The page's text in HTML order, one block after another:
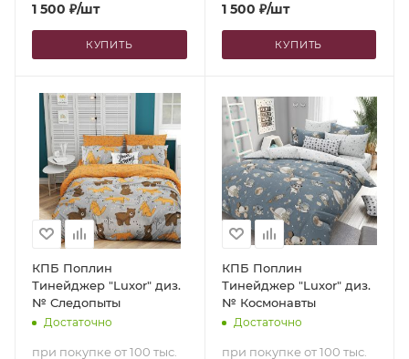
1 500 ₽/шт
КУПИТЬ
1 500 ₽/шт
КУПИТЬ
КПБ Поплин
Тинейджер "Luxor" диз.
№ Следопыты
Достаточно
при покупке от 100 тыс.
КПБ Поплин
Тинейджер "Luxor" диз.
№ Космонавты
Достаточно
при покупке от 100 тыс.